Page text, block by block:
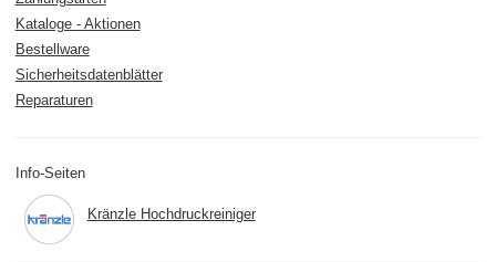
Kataloge - Aktionen
Bestellware
Sicherheitsdatenblätter
Reparaturen
Info-Seiten
Kränzle Hochdruckreiniger